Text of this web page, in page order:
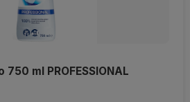
ml PROFESSIONAL